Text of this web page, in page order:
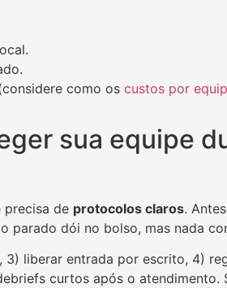
como os custos por
sua equipe
precisa de protocolos claros.
parado dói no bolso, mas nada
liberar entrada por escrito, 4)
curtos após o